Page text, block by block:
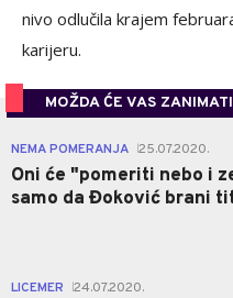
nivo odlučila krajem
karijeru.
MOŽDA ĆE VAS ZANIMATI
NEMA POMERANJA 25.07.2020.
Oni će "pomeriti nebo i
samo da Đoković brani
LICEMER 24.07.2020.